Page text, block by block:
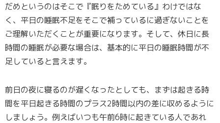
だめというのはそこで『眠りをためている』わけではな
く、平日の睡眠不足をそこで補っているに過ぎないことを
ご理解いただくことが重要になります。そして、休日に長
時間の睡眠が必要な場合は、基本的に平日の睡眠時間が不
足していると言えます。
前日の夜に寝るのが遅くなったとしても、まずは起きる時
間を平日起きる時間のプラス2時間以内の差に収めるように
しましょう。例えばいつも午前6時に起きている人であれ